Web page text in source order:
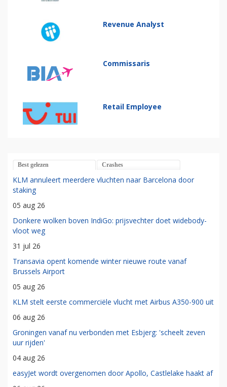
Revenue Analyst
Commissaris
Retail Employee
Best gelezen Crashes
KLM annuleert meerdere vluchten naar Barcelona door
staking
05 aug 26
Donkere wolken boven IndiGo: prijsvechter doet widebody-
vloot weg
31 jul 26
Transavia opent komende winter nieuwe route vanaf
Brussels Airport
05 aug 26
KLM stelt eerste commerciële vlucht met Airbus A350-900 uit
06 aug 26
Groningen vanaf nu verbonden met Esbjerg: 'scheelt zeven
uur rijden'
04 aug 26
easyJet wordt overgenomen door Apollo, Castlelake haakt af